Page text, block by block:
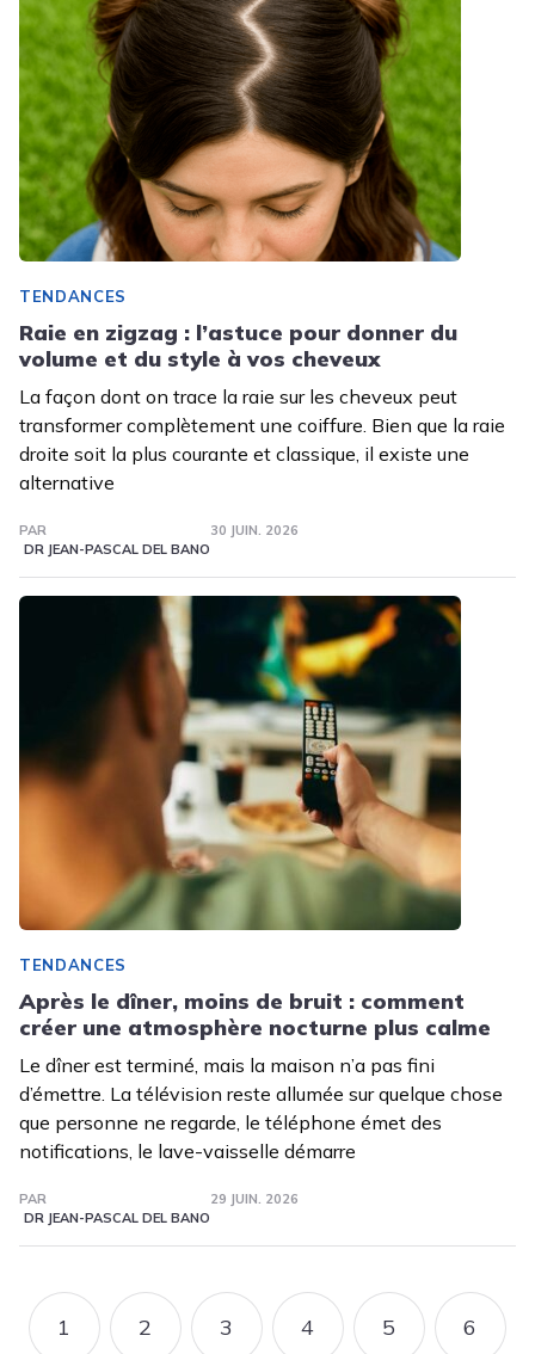
TENDANCES
Raie en zigzag : l’astuce pour donner du
volume et du style à vos cheveux
La façon dont on trace la raie sur les cheveux peut
transformer complètement une coiffure. Bien que la raie
droite soit la plus courante et classique, il existe une
alternative
PAR
DR JEAN-PASCAL DEL BANO
30 JUIN. 2026
TENDANCES
Après le dîner, moins de bruit : comment
créer une atmosphère nocturne plus calme
Le dîner est terminé, mais la maison n’a pas fini
d’émettre. La télévision reste allumée sur quelque chose
que personne ne regarde, le téléphone émet des
notifications, le lave-vaisselle démarre
PAR
DR JEAN-PASCAL DEL BANO
29 JUIN. 2026
Pagination
PAGE
1 PAGE
2 PAGE
3 PAGE
4 PAGE
5 PAGE
6